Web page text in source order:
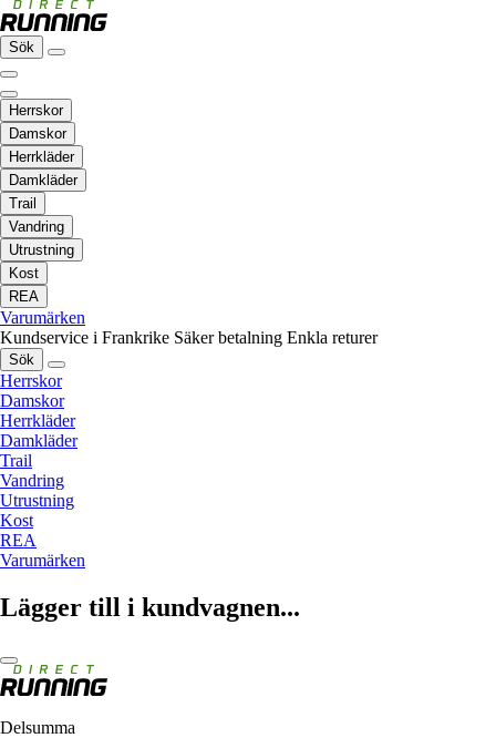
Sök
Herrskor
Damskor
Herrkläder
Damkläder
Trail
Vandring
Utrustning
Kost
REA
Varumärken
Kundservice i Frankrike Säker betalning Enkla returer
Sök
Herrskor
Damskor
Herrkläder
Damkläder
Trail
Vandring
Utrustning
Kost
REA
Varumärken
Lägger till i kundvagnen...
Delsumma